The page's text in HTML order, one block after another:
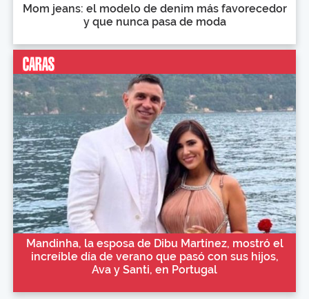
Mom jeans: el modelo de denim más favorecedor
y que nunca pasa de moda
Mandinha, la esposa de Dibu Martínez, mostró el
increíble día de verano que pasó con sus hijos,
Ava y Santi, en Portugal